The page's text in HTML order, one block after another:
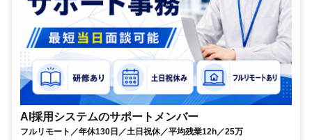
AI採用システムのサポートメンバー
フルリモート／年休130日／土日祝休／平均残業12h／25万